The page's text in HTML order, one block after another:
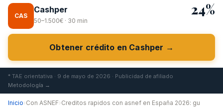
CAS
Cashper
50–1.500€ · 30 min
24%
Obtener crédito en Cashper →
* TAE orientativa · 9 de mayo de 2026 · Publicidad de afiliado
Metodología →
Inicio›Con ASNEF›Creditos rapidos con asnef en España 2026: gu